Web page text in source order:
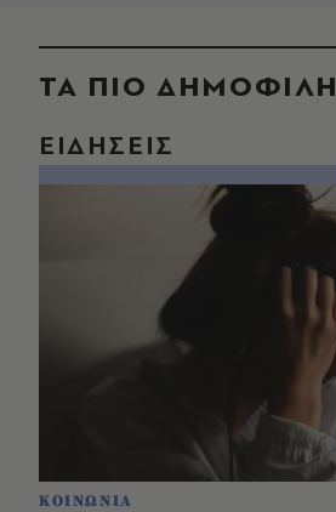
ΤΑ ΠΙΟ ΔΗΜΟΦΙΛΗ
ΕΙΔΗΣΕΙΣ
ΚΟΙΝΩΝΙΑ